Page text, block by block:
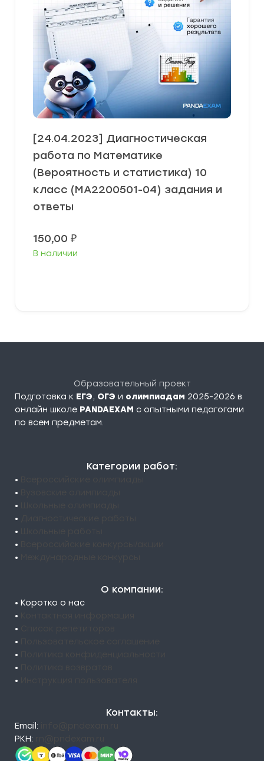
[24.04.2023] Диагностическая
работа по Математике
(Вероятность и статистика) 10
класс (МА2200501-04) задания и
ответы
150,00 ₽
В наличии
Образовательный проект
Подготовка к ЕГЭ, ОГЭ и олимпиадам 2025-2026 в
онлайн школе PANDAEXAM c опытными педагогами
по всем предметам.
Категории работ:
•
•
•
•
•
•
•
О компании:
• Коротко о нас
•
•
•
•
•
•
Контакты:
Email:
РКН: